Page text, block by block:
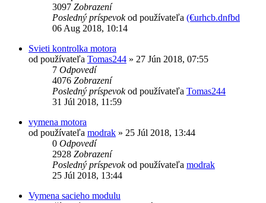
3097 Zobrazení
Posledný príspevokod používateľa (€urhcb.dnfbd
06 Aug 2018, 10:14
Svieti kontrolka motora
od používateľa Tomas244 » 27 Jún 2018, 07:55
7 Odpovedí
4076 Zobrazení
Posledný príspevokod používateľa Tomas244
31 Júl 2018, 11:59
vymena motora
od používateľa modrak » 25 Júl 2018, 13:44
0 Odpovedí
2928 Zobrazení
Posledný príspevokod používateľa modrak
25 Júl 2018, 13:44
Vymena sacieho modulu